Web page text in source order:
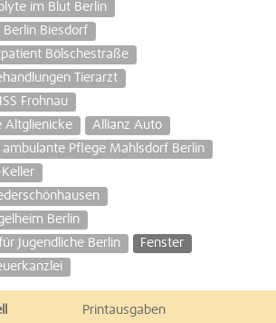
im Blut Berlin
Biesdorf
Bölschestraße
Tierarzt
Frohnau
Altglienicke
Allianz Auto
ambulante Pflege Mahlsdorf Berlin
Keller
Berlin
Jugendliche Berlin
Fenster
Printausgaben